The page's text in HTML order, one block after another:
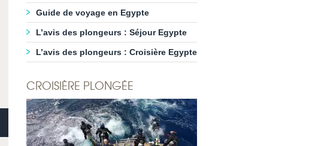
Guide de voyage en Egypte
L’avis des plongeurs : Séjour Egypte
L’avis des plongeurs : Croisière Egypte
CROISIÈRE PLONGÉE